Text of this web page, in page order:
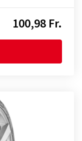
100,98 Fr.